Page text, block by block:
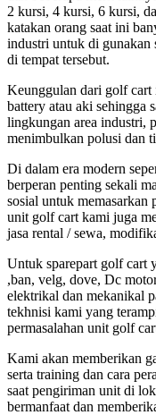
2 kursi, 4 kursi, 6 kursi,
katakan orang saat ini
industri untuk di gunakan
di tempat tersebut.
Keunggulan dari golf cart
battery atau aki sehingga
lingkungan area industri,
menimbulkan polusi dan
Di dalam era modern
berperan penting sekali
sosial untuk memasarkan
unit golf cart kami juga
jasa rental / sewa,
Untuk sparepart golf cart
,ban, velg, dove, Dc
elektrikal dan mekanikal
tekhnisi kami yang
permasalahan unit golf
Kami akan memberikan
serta training dan cara
saat pengiriman unit di
bermanfaat dan